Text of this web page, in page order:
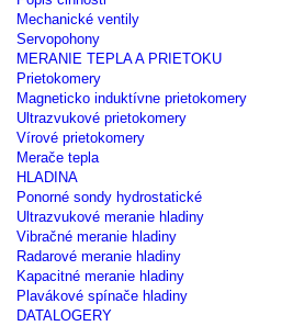
Mechanické ventily
Servopohony
MERANIE TEPLA A PRIETOKU
Prietokomery
Magneticko induktívne prietokomery
Ultrazvukové prietokomery
Vírové prietokomery
Merače tepla
HLADINA
Ponorné sondy hydrostatické
Ultrazvukové meranie hladiny
Vibračné meranie hladiny
Radarové meranie hladiny
Kapacitné meranie hladiny
Plavákové spínače hladiny
DATALOGERY